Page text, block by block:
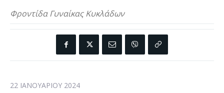
Φροντίδα Γυναίκας Κυκλάδων
22 ΙΑΝΟΥΑΡΊΟΥ 2024